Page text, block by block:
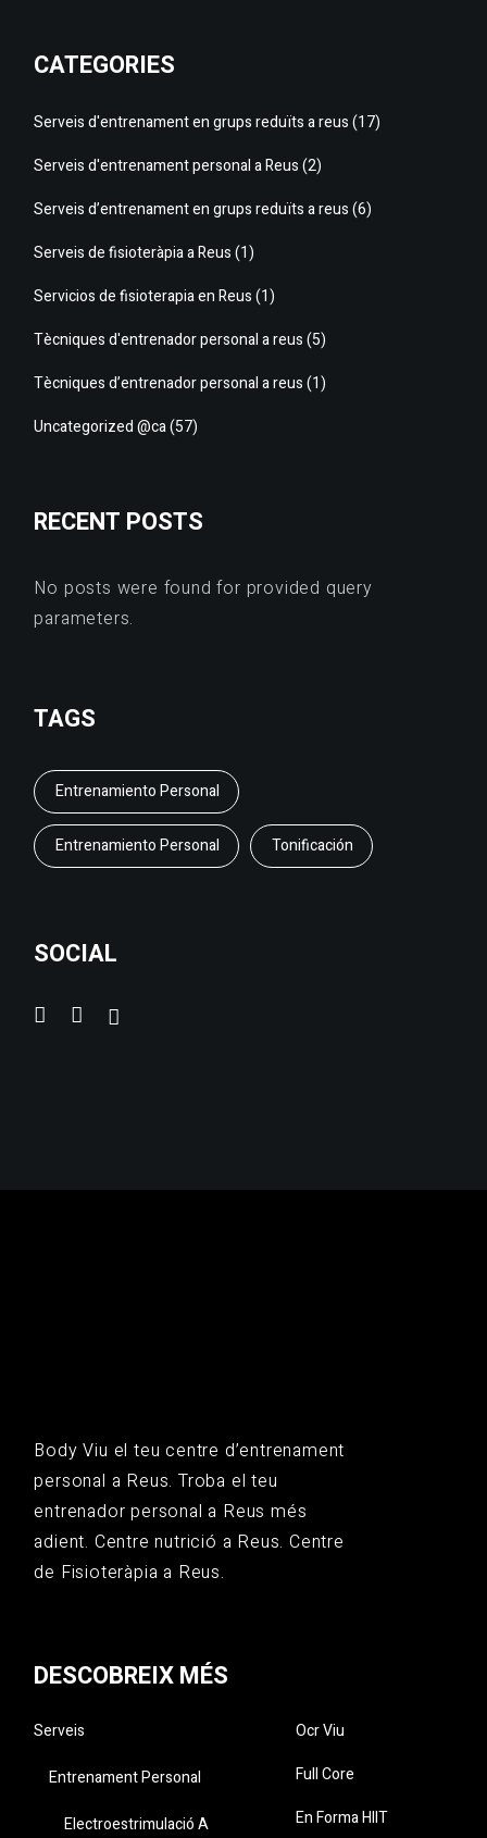
CATEGORIES
Serveis d'entrenament en grups reduïts a reus(17)
Serveis d'entrenament personal a Reus(2)
Serveis d’entrenament en grups reduïts a reus(6)
Serveis de fisioteràpia a Reus(1)
Servicios de fisioterapia en Reus(1)
Tècniques d'entrenador personal a reus(5)
Tècniques d’entrenador personal a reus(1)
Uncategorized @ca(57)
RECENT POSTS
No posts were found for provided query
parameters.
TAGS
Entrenamiento Personal
Entrenamiento Personal Tonificación
SOCIAL
Body Viu el teu centre d’entrenament
personal a Reus. Troba el teu
entrenador personal a Reus més
adient. Centre nutrició a Reus. Centre
de Fisioteràpia a Reus.
DESCOBREIX MÉS
Serveis
Entrenament Personal
Electroestrimulació A
Ocr Viu
Full Core
En Forma HIIT